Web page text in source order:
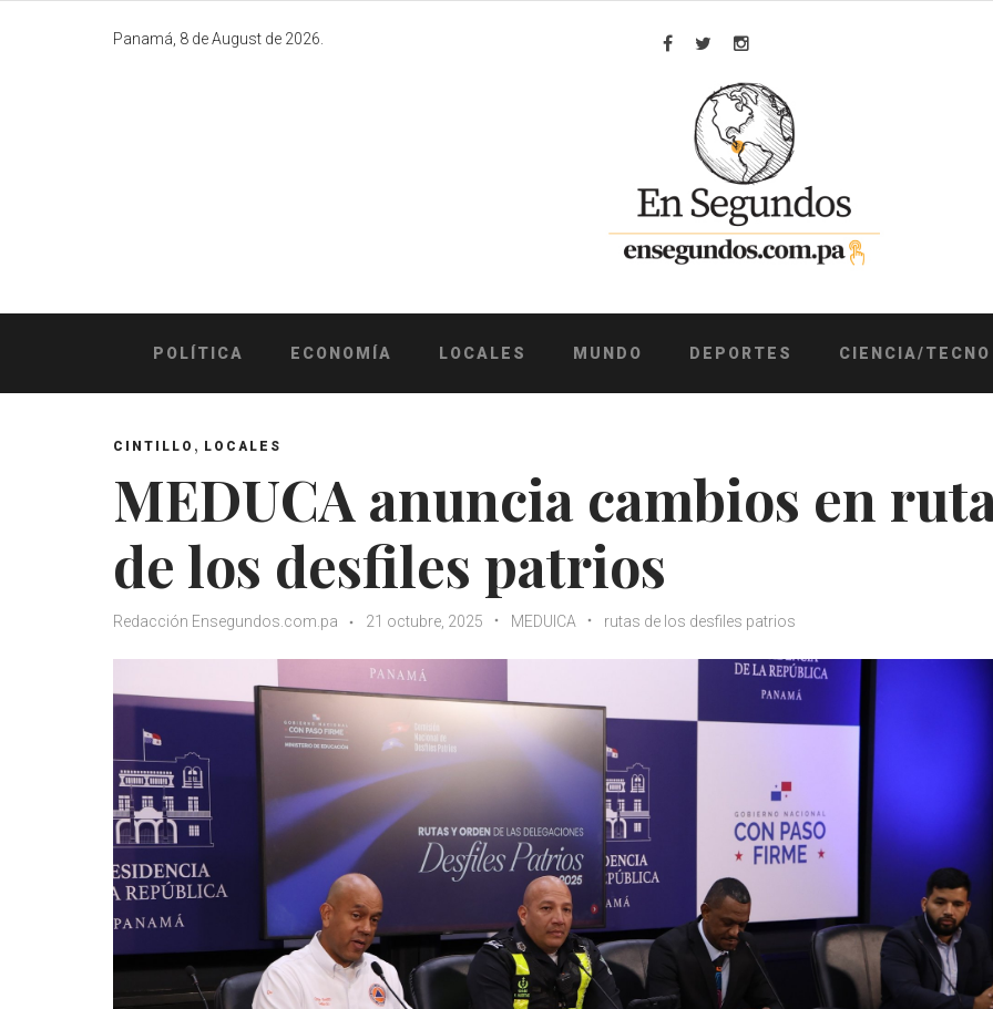
Panamá, 8 de August de 2026.
Facebook
TwitterInstagram
POLÍTICA ECONOMÍA LOCALES MUNDO DEPORTES CIENCIA/TECNO
CINTILLO , LOCALES
MEDUCA anuncia cambios en
de los desfiles patrios
Redacción Ensegundos.com.pa 21 octubre, 2025 MEDUICA rutas de los desfiles patrios